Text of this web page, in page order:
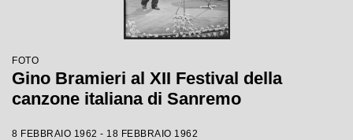
FOTO
Gino Bramieri al XII Festival della
canzone italiana di Sanremo
8 FEBBRAIO 1962 - 18 FEBBRAIO 1962